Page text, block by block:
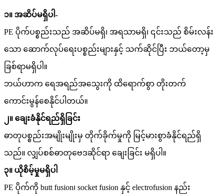
၁။ အဆိပ်မရှိပါ-
PE ပိုက်ပစ္စည်းသည် အဆိပ်မရှိ၊ အရသာမရှိ၊ ၎င်းသည် စိမ်းလန်း
သော ဆောက်လုပ်ရေးပစ္စည်းများနှင့် သက်ဆိုင်ပြီး ဘယ်တော့မှ
ခြစ်ရာမရှိပါ။
ဘယ်ဟာက ရေအရည်အသွေးကို ထိရောက်စွာ တိုးတက်
ကောင်းမွန်စေနိုင်ပါတယ်။
၂။ ချေးခံနိုင်ရည်ရှိခြင်း
ဓာတုပစ္စည်းအမျိုးမျိုးမှ တိုက်ခိုက်မှုကို မြင့်မားစွာခံနိုင်ရည်ရှိ
သည်။ လျှပ်စစ်ဓာတုဗေဒဆိုင်ရာ ချေးခြင်း မရှိပါ။
၃။ ယိုစိမ့်မှုမရှိပါ
PE ပိုက်ကို butt fusion၊ socket fusion နှင့် electrofusion နည်း